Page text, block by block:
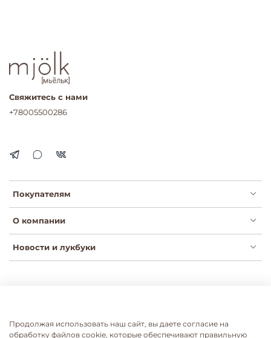
Покупателям
О компании
Новости и лукбуки
Свяжитесь с нами
+78005500286
Согласие на рассылки
Согласие на обработку ПДН
Продолжая использовать наш сайт, вы даете согласие на
обработку файлов cookie, которые обеспечивают правильную